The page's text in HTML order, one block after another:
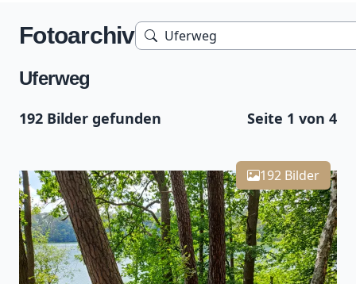
Fotoarchiv
Uferweg
192 Bilder gefunden Seite 1 von 4
Zoomen mit Strg+Mausrad
+
−
192 Bilder